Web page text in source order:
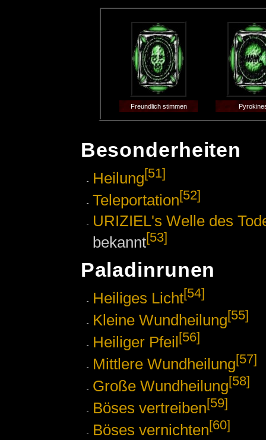
Freundlich stimmen
Besonderheiten
Heilung[51]
Teleportation[52]
URIZIEL's Welle des
bekannt[53]
Paladinrunen
Heiliges Licht[54]
Kleine Wundheilung[55]
Heiliger Pfeil[56]
Mittlere Wundheilung[57]
Große Wundheilung[58]
Böses vertreiben[59]
Böses vernichten[60]